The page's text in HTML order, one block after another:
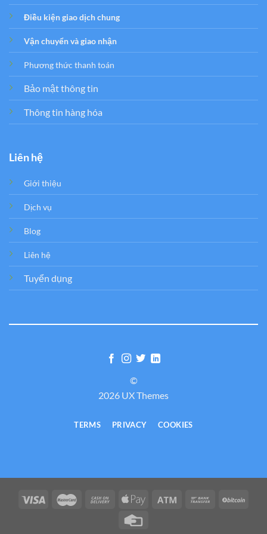
Điều kiện giao dịch chung
Vận chuyển và giao nhận
Phương thức thanh toán
Bảo mật thông tin
Thông tin hàng hóa
Liên hệ
Giới thiệu
Dịch vụ
Blog
Liên hệ
Tuyển dụng
©
2026 UX Themes
TERMS PRIVACY COOKIES